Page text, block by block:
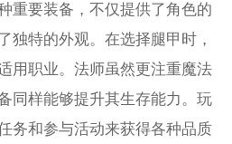
重要装备，不仅提供了角色的
独特的外观。在选择腿甲时，
用职业。法师虽然更注重魔法
同样能够提升其生存能力。玩
务和参与活动来获得各种品质